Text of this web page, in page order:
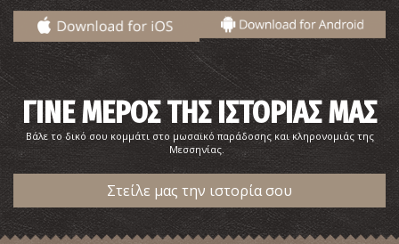
ΓΙΝΕ ΜΕΡΟΣ ΤΗΣ ΙΣΤΟΡΙΑΣ ΜΑΣ
Βάλε το δικό σου κομμάτι στο μωσαϊκό παράδοσης και κληρονομιάς της
Μεσσηνίας.
Στείλε μας την ιστορία σου